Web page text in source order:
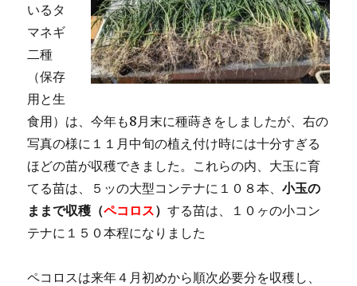
いるタ
マネギ
二種
（保存
用と生
食用）は、今年も8月末に種蒔きをしましたが、右の
写真の様に１１月中旬の植え付け時には十分すぎる
ほどの苗が収穫できました。これらの内、大玉に育
てる苗は、５ッの大型コンテナに１０８本、小玉の
ままで収穫（ペコロス）する苗は、１０ヶの小コン
テナに１５０本程になりました
ペコロスは来年４月初めから順次必要分を収穫し、